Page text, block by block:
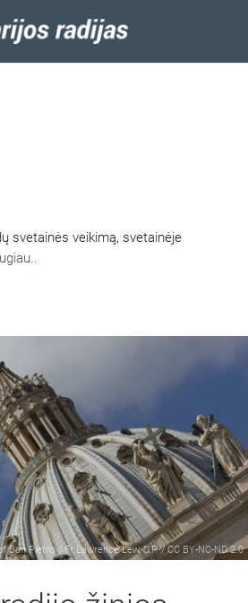
svetainės veikimą, svetainėje
San Pietro / Fr Lawrence Lew, O.P /CC BY-NC-ND 2.0